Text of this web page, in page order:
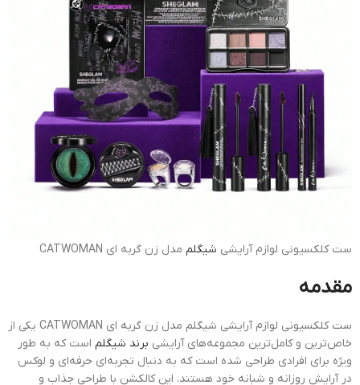
ست کلکسیونی لوازم آرایشی شیگلم مدل زن گربه ای CATWOMAN
مقدمه
ست کلکسیونی لوازم آرایشی شیگلم مدل زن گربه ای CATWOMAN یکی از
خاص‌ترین و کامل‌ترین مجموعه‌های آرایشی برند شیگلم است که به طور
ویژه برای افرادی طراحی شده است که به دنبال تجربه‌ای حرفه‌ای و لوکس
در آرایش روزانه و شبانه خود هستند. این کالکشن با طراحی جذاب و